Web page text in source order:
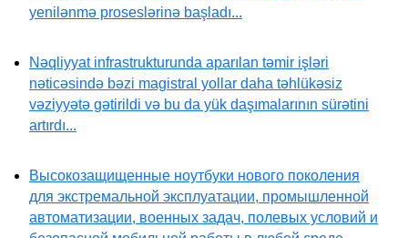
yenilənmə proseslərinə başladı...
Nəqliyyat infrastrukturunda aparılan təmir işləri
nəticəsində bəzi magistral yollar daha təhlükəsiz
vəziyyətə gətirildi və bu da yük daşımalarının sürətini
artırdı...
Высокозащищенные ноутбуки нового поколения
для экстремальной эксплуатации, промышленной
автоматизации, военных задач, полевых условий и